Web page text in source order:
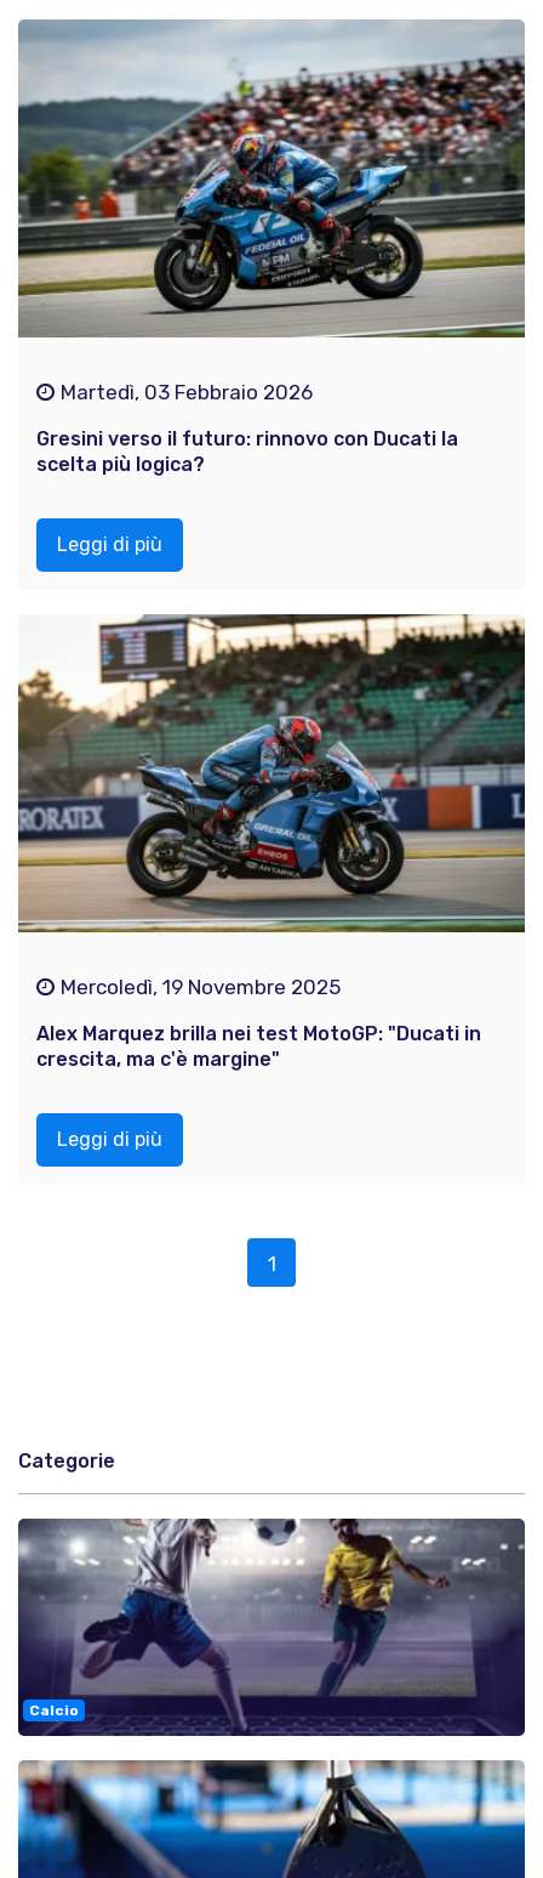
Martedì, 03 Febbraio 2026
Gresini verso il futuro: rinnovo con Ducati la
scelta più logica?
Leggi di più
Mercoledì, 19 Novembre 2025
Alex Marquez brilla nei test MotoGP: "Ducati in
crescita, ma c'è margine"
Leggi di più
1
Categorie
Calcio